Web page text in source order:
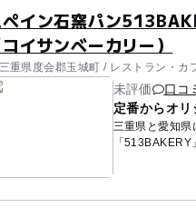
ペイン石窯パン
コイサンベーカリー）
三重県度会郡玉城町 / レストラン・カ
未評価
口コ
定番からオリ
三重県と愛知
「
気商品は「カレ...